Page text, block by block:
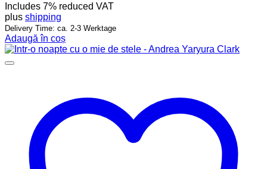
Includes 7% reduced VAT
plus shipping
Delivery Time: ca. 2-3 Werktage
Adaugă în coș